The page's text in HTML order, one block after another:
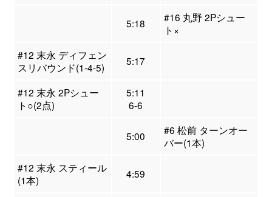
5:18
#16 丸野 2Pシュー
ト×
#12 末永 ディフェン
スリバウンド(1-4-5)
5:17
#12 末永 2Pシュー
ト○(2点)
5:11
6-6
5:00
#6 松前 ターンオー
バー(1本)
#12 末永 スティール
(1本)
4:59